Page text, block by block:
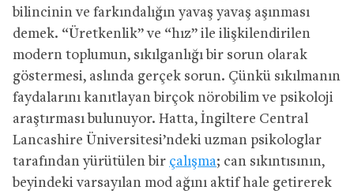
bilincinin ve farkındalığın yavaş yavaş aşınması
demek. “Üretkenlik” ve “hız” ile ilişkilendirilen
modern toplumun, sıkılganlığı bir sorun olarak
göstermesi, aslında gerçek sorun. Çünkü sıkılmanın
faydalarını kanıtlayan birçok nörobilim ve psikoloji
araştırması bulunuyor. Hatta, İngiltere Central
Lancashire Üniversitesi’ndeki uzman psikologlar
tarafından yürütülen bir çalışma; can sıkıntısının,
beyindeki varsayılan mod ağını aktif hale getirerek